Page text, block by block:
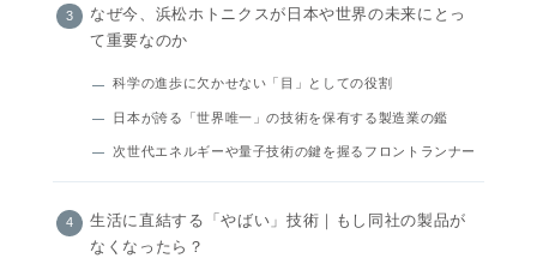
なぜ今、浜松ホトニクスが日本や世界の未来にとっ
て重要なのか
科学の進歩に欠かせない「目」としての役割
日本が誇る「世界唯一」の技術を保有する製造業の鑑
次世代エネルギーや量子技術の鍵を握るフロントランナー
生活に直結する「やばい」技術｜もし同社の製品が
なくなったら？